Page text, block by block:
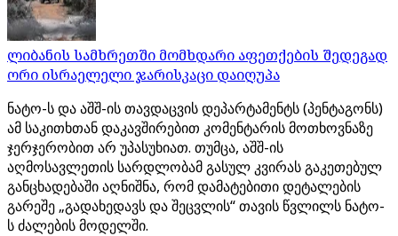
ლიბანის სამხრეთში მომხდარი აფეთქების შედეგად
ორი ისრაელელი ჯარისკაცი დაიღუპა
ნატო-ს და აშშ-ის თავდაცვის დეპარტამენტს (პენტაგონს)
ამ საკითხთან დაკავშირებით კომენტარის მოთხოვნაზე
ჯერჯერობით არ უპასუხიათ. თუმცა, აშშ-ის
აღმოსავლეთის სარდლობამ გასულ კვირას გაკეთებულ
განცხადებაში აღნიშნა, რომ დამატებითი დეტალების
გარეშე „გადახედავს და შეცვლის“ თავის წვლილს ნატო-
ს ძალების მოდელში.